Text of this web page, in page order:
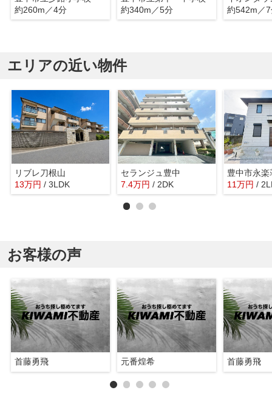
約260m／4分
約340m／5分
約542m／
エリアの近い物件
リブレ刀根山
13万円 / 3LDK
セランジュ豊中
7.4万円 / 2DK 11万円 /
お客様の声
首藤勇飛 元番煌希 首藤勇飛